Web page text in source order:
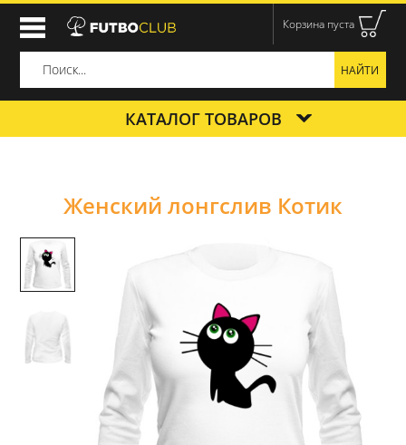
Корзина пуста
КАТАЛОГ ТОВАРОВ
Женский лонгслив Котик